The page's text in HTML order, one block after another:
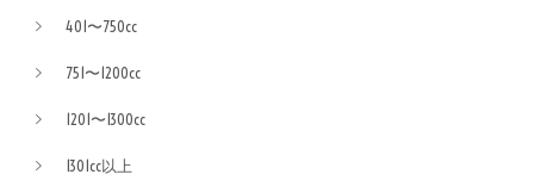
401〜750cc
751〜1200cc
1201〜1300cc
1301cc以上